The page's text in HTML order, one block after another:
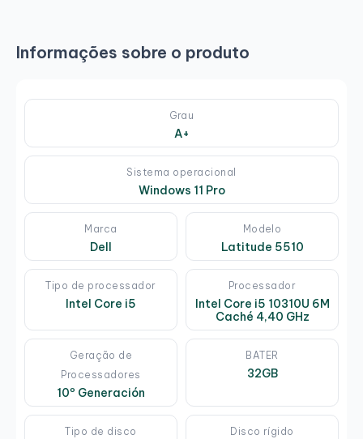
Informações sobre o produto
Grau
A+
Sistema operacional
Windows 11 Pro
Marca
Dell
Modelo
Latitude 5510
Tipo de processador
Intel Core i5
Processador
Intel Core i5 10310U 6M
Caché 4,40 GHz
Geração de
Processadores
10º Generación
BATER
32GB
Tipo de disco Disco rígido